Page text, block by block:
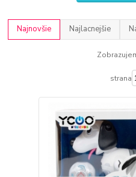
Najnovšie Najlacnejšie
strana